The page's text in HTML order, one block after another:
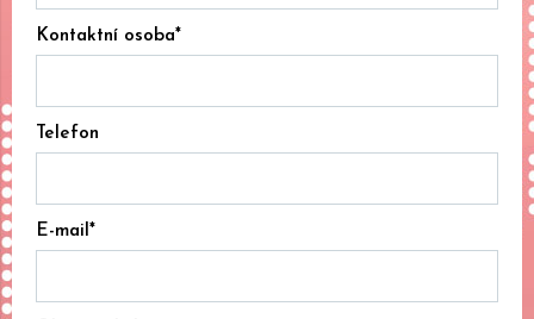
Kontaktní osoba*
Telefon
E-mail*